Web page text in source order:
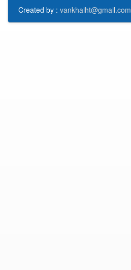
Created by : vankhaiht@gmail.com